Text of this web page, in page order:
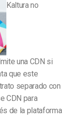
Kaltura no
una CDN si
que este
separado con
CDN para
de la plataforma